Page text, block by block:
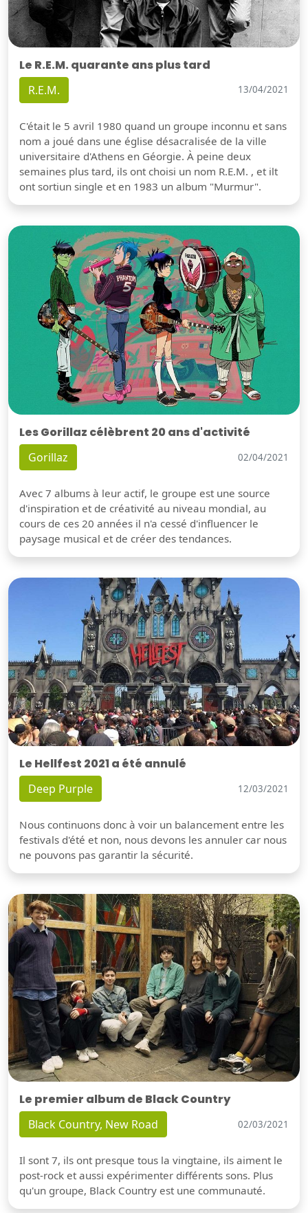
Le R.E.M. quarante ans plus tard
R.E.M. 13/04/2021
C'était le 5 avril 1980 quand un groupe inconnu et sans
nom a joué dans une église désacralisée de la ville
universitaire d'Athens en Géorgie. À peine deux
semaines plus tard, ils ont choisi un nom R.E.M. , et ilt
ont sortiun single et en 1983 un album "Murmur".
Les Gorillaz célèbrent 20 ans d'activité
Gorillaz 02/04/2021
Avec 7 albums à leur actif, le groupe est une source
d'inspiration et de créativité au niveau mondial, au
cours de ces 20 années il n'a cessé d'influencer le
paysage musical et de créer des tendances.
Le Hellfest 2021 a été annulé
Deep Purple 12/03/2021
Nous continuons donc à voir un balancement entre les
festivals d'été et non, nous devons les annuler car nous
ne pouvons pas garantir la sécurité.
Le premier album de Black Country
Black Country, New Road 02/03/2021
Il sont 7, ils ont presque tous la vingtaine, ils aiment le
post-rock et aussi expérimenter différents sons. Plus
qu'un groupe, Black Country est une communauté.